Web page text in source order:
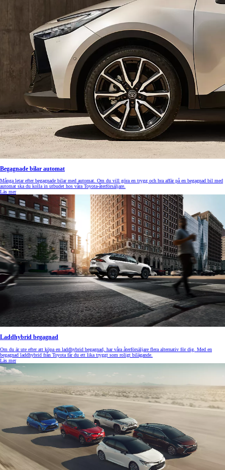
Begagnade bilar automat
Många letar efter begagnade bilar med automat. Om du vill göra en trygg och bra affär på en begagnad bil med
automat ska du kolla in utbudet hos våra Toyota-återförsäljare.
Läs mer
Laddhybrid begagnad
Om du är ute efter att köpa en laddhybrid begagnad, har våra återförsäljare flera alternativ för dig. Med en
begagnad laddhybrid från Toyota får du ett lika tryggt som roligt bilägande.
Läs mer